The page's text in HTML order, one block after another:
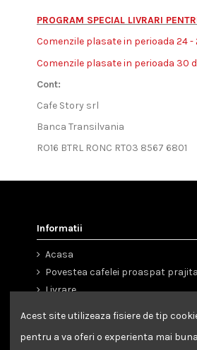
PROGRAM SPECIAL LIVRARI
Comenzile plasate in perioada 24
Comenzile plasate in perioada 30
Cont:
Cafe Story srl
Banca Transilvania
RO16 BTRL RONC RT03 8567 6801
Informatii
Acasa
Povestea cafelei proaspat prajita
Livrare
Cariere
Acest site utilizeaza fisiere de tip
pentru a va oferi o experienta mai